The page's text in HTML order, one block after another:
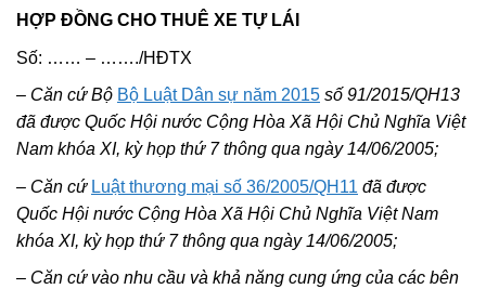
HỢP ĐỒNG CHO THUÊ XE TỰ LÁI
Số: …… – ……./HĐTX
– Căn cứ Bộ Bộ Luật Dân sự năm 2015 số 91/2015/QH13
đã được Quốc Hội nước Cộng Hòa Xã Hội Chủ Nghĩa Việt
Nam khóa XI, kỳ họp thứ 7 thông qua ngày 14/06/2005;
– Căn cứ Luật thương mại số 36/2005/QH11 đã được
Quốc Hội nước Cộng Hòa Xã Hội Chủ Nghĩa Việt Nam
khóa XI, kỳ họp thứ 7 thông qua ngày 14/06/2005;
– Căn cứ vào nhu cầu và khả năng cung ứng của các bên